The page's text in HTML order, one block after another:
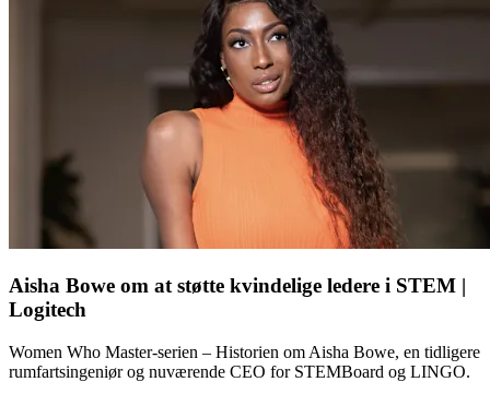
Aisha Bowe om at støtte kvindelige ledere i STEM |
Logitech
Women Who Master-serien – Historien om Aisha Bowe, en tidligere
rumfartsingeniør og nuværende CEO for STEMBoard og LINGO.